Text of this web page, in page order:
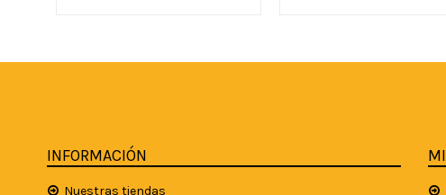
INFORMACIÓN
Nuestras tiendas